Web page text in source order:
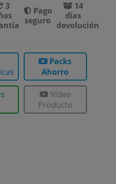
3
Pago
seguro
14
días
devolución
Packs
Ahorro
Vídeo
Producto